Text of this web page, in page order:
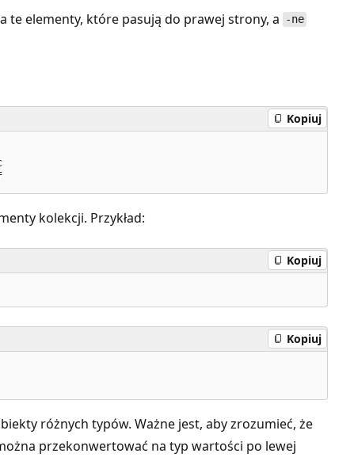
te elementy, które pasują do prawej strony, a -ne
Kopiuj
kolekcji. Przykład:
Kopiuj
Kopiuj
różnych typów. Ważne jest, aby zrozumieć, że
przekonwertować na typ wartości po lewej